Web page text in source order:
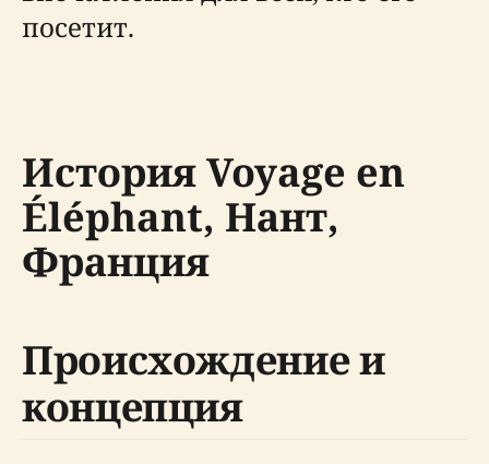
посетит.
История Voyage en
Éléphant, Нант,
Франция
Происхождение и
концепция